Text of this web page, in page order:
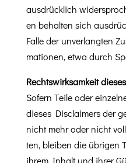
aus­drück­lich
en behal­ten sich
Falle der unver­langten
ma­tio­nen, etwa durch
Rechtswirk­samkeit
Sofern Teile oder
dieses Dis­claimers der
nicht mehr oder nicht
ten, bleiben die übri­gen
ihrem Inhalt und ihrer